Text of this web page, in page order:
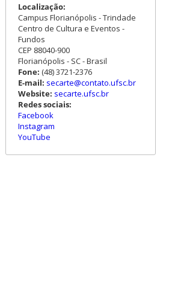
Localização:
Campus Florianópolis - Trindade
Centro de Cultura e Eventos -
Fundos
CEP 88040-900
Florianópolis - SC - Brasil
Fone: (48) 3721-2376
E-mail: secarte@contato.ufsc.br
Website: secarte.ufsc.br
Redes sociais:
Facebook
Instagram
YouTube